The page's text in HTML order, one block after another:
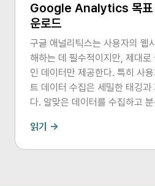
Google Analytics 목표
운로드
구글 애널리틱스는 사용자의 웹
해하는 데 필수적이지만, 제대로
인 데이터만 제공한다. 특히 사
트 데이터 수집은 세밀한 태깅과
다. 알맞은 데이터를 수집하고
읽기 →